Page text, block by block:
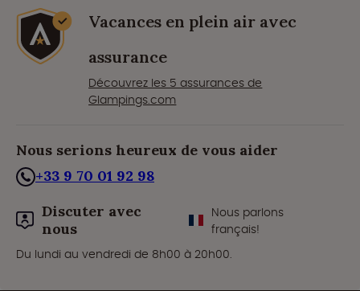
Vacances en plein air avec
assurance
Découvrez les 5 assurances de
Glampings.com
Nous serions heureux de vous aider
+33 9 70 01 92 98
Discuter avec
nous
Nous parlons
français!
Du lundi au vendredi de 8h00 à 20h00.